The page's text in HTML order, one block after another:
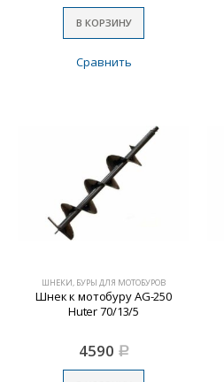
В КОРЗИНУ
Сравнить
ШНЕКИ, БУРЫ ДЛЯ МОТОБУРОВ
Шнек к мотобуру AG-250
Huter 70/13/5
4590 Р